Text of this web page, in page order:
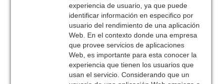
experiencia de usuario, ya que puede
identificar información en especifico por
usuario del rendimiento de una aplicación
Web. En el contexto donde una empresa
que provee servicios de aplicaciones
Web, es importante para esta conocer la
experiencia que tienen los usuarios que
usan el servicio. Considerando que un